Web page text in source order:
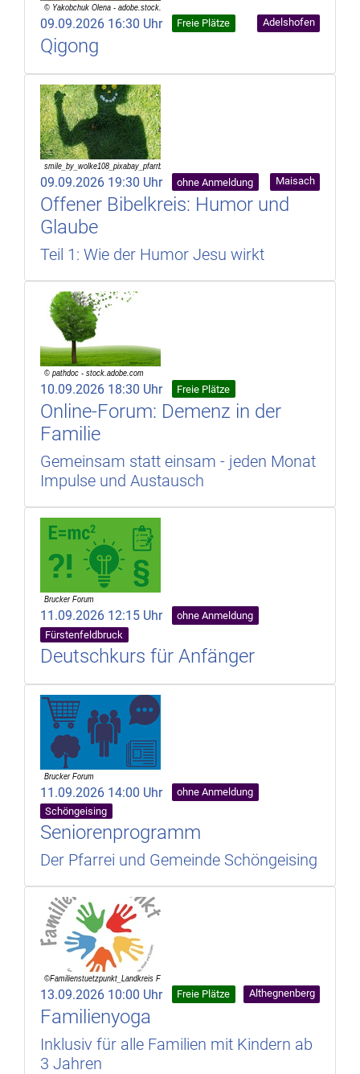
09.09.2026 16:30 Uhr Freie Plätze Adelshofen
Qigong
09.09.2026 19:30 Uhr ohne Anmeldung Maisach
Offener Bibelkreis: Humor und
Glaube
Teil 1: Wie der Humor Jesu wirkt
10.09.2026 18:30 Uhr Freie Plätze
Online-Forum: Demenz in der
Familie
Gemeinsam statt einsam - jeden Monat
Impulse und Austausch
11.09.2026 12:15 Uhr
ohne Anmeldung
Fürstenfeldbruck
Deutschkurs für Anfänger
11.09.2026 14:00 Uhr
ohne Anmeldung
Schöngeising
Seniorenprogramm
Der Pfarrei und Gemeinde Schöngeising
13.09.2026 10:00 Uhr Freie Plätze Althegnenberg
Familienyoga
Inklusiv für alle Familien mit Kindern ab
3 Jahren